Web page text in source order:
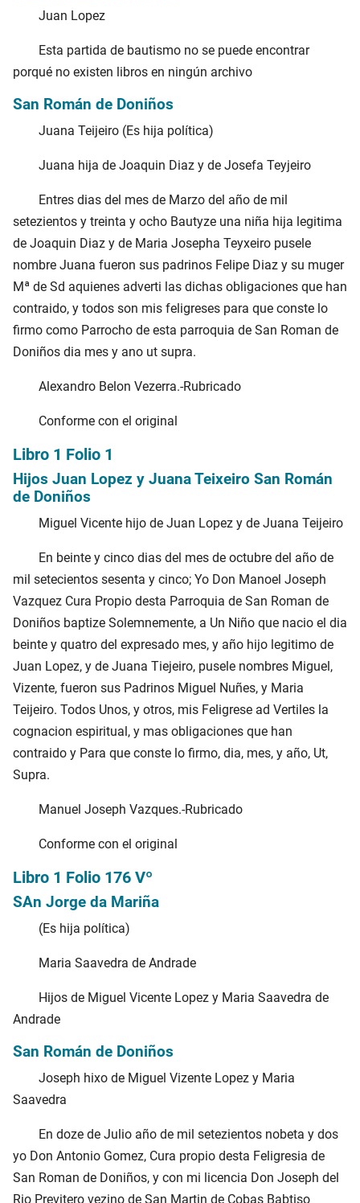
Juan Lopez
Esta partida de bautismo no se puede encontrar
porqué no existen libros en ningún archivo
San Román de Doniños
Juana Teijeiro (Es hija política)
Juana hija de Joaquin Diaz y de Josefa Teyjeiro
Entres dias del mes de Marzo del año de mil
setezientos y treinta y ocho Bautyze una niña hija legitima
de Joaquin Diaz y de Maria Josepha Teyxeiro pusele
nombre Juana fueron sus padrinos Felipe Diaz y su muger
Mª de Sd aquienes adverti las dichas obligaciones que han
contraido, y todos son mis feligreses para que conste lo
firmo como Parrocho de esta parroquia de San Roman de
Doniños dia mes y ano ut supra.
Alexandro Belon Vezerra.-Rubricado
Conforme con el original
Libro 1 Folio 1
Hijos Juan Lopez y Juana Teixeiro San Román
de Doniños
Miguel Vicente hijo de Juan Lopez y de Juana Teijeiro
En beinte y cinco dias del mes de octubre del año de
mil setecientos sesenta y cinco; Yo Don Manoel Joseph
Vazquez Cura Propio desta Parroquia de San Roman de
Doniños baptize Solemnemente, a Un Niño que nacio el dia
beinte y quatro del expresado mes, y año hijo legitimo de
Juan Lopez, y de Juana Tiejeiro, pusele nombres Miguel,
Vizente, fueron sus Padrinos Miguel Nuñes, y Maria
Teijeiro. Todos Unos, y otros, mis Feligrese ad Vertiles la
cognacion espiritual, y mas obligaciones que han
contraido y Para que conste lo firmo, dia, mes, y año, Ut,
Supra.
Manuel Joseph Vazques.-Rubricado
Conforme con el original
Libro 1 Folio 176 Vº
SAn Jorge da Mariña
(Es hija política)
Maria Saavedra de Andrade
Hijos de Miguel Vicente Lopez y Maria Saavedra de
Andrade
San Román de Doniños
Joseph hixo de Miguel Vizente Lopez y Maria
Saavedra
En doze de Julio año de mil setezientos nobeta y dos
yo Don Antonio Gomez, Cura propio desta Feligresia de
San Roman de Doniños, y con mi licencia Don Joseph del
Rio Previtero vezino de San Martin de Cobas Babtiso